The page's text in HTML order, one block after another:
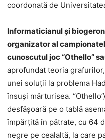
coordonată de
Informaticianul şi
organizator al
cunoscutul joc “Othello”
aprofundat teoria
unei soluţii la problema
însuşi mărturisea.
desfăşoară pe o tablă
împărţită în pătrate, cu 64
negre pe cealaltă, la care